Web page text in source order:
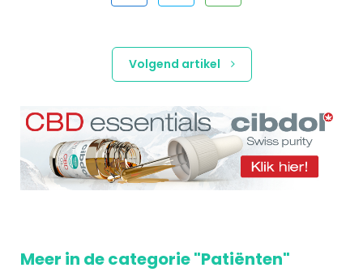
Volgend artikel
Meer in de categorie "Patiënten"